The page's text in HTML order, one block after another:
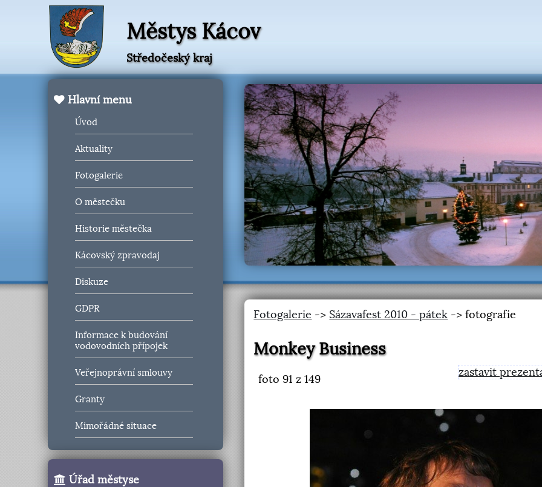
Městys Kácov
Středočeský kraj
Hlavní menu
Úvod
Aktuality
Fotogalerie
O městečku
Historie městečka
Kácovský zpravodaj
Diskuze
GDPR
Informace k budování
vodovodních přípojek
Veřejnoprávní smlouvy
Granty
Mimořádné situace
Úřad městyse
Fotogalerie -> Sázavafest 2010 - pátek -> fotografie
Monkey Business
foto91 z 149
zastavit